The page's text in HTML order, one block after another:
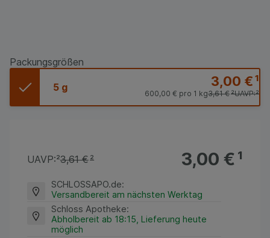
Packungsgrößen
5 g 3,00 €¹
UAVP:²
3,61 €²
600,00 € pro 1 kg
3,00 €¹
UAVP:²3,61 €²
SCHLOSSAPO.de:
Versandbereit am nächsten Werktag
Schloss Apotheke:
Abholbereit ab 18:15, Lieferung heute
möglich